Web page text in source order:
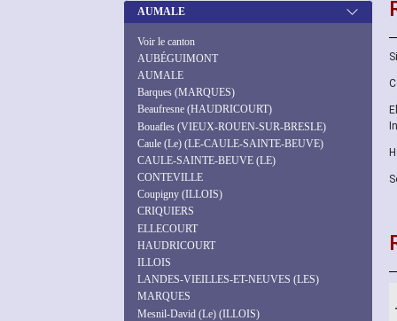
AUMALE
Voir le canton
AUBÉGUIMONT
AUMALE
Barques (MARQUES)
Beaufresne (HAUDRICOURT)
Bouafles (VIEUX-ROUEN-SUR-BRESLE)
Caule (Le) (LE-CAULE-SAINTE-BEUVE)
CAULE-SAINTE-BEUVE (LE)
CONTEVILLE
Coupigny (ILLOIS)
CRIQUIERS
ELLECOURT
HAUDRICOURT
ILLOIS
LANDES-VIEILLES-ET-NEUVES (LES)
MARQUES
Mesnil-David (Le) (ILLOIS)